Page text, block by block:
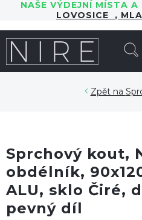
NAŠE VÝDEJNÍ MÍSTA A
LOVOSICE ,
Sprchový kout,
obdélník,
ALU, sklo Čiré,
pevný díl